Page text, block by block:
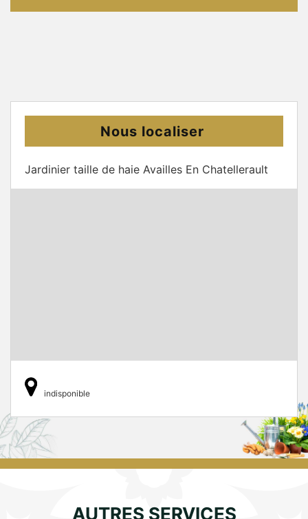
Nous localiser
Jardinier taille de haie Availles En Chatellerault
indisponible
AUTRES SERVICES